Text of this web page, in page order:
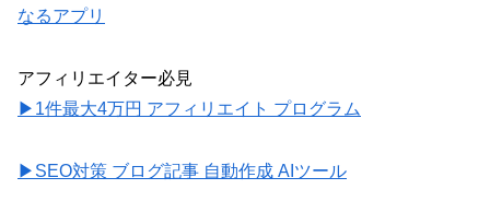
なるアプリ
アフィリエイター必見
▶1件最大4万円 アフィリエイト プログラム
▶SEO対策 ブログ記事 自動作成 AIツール